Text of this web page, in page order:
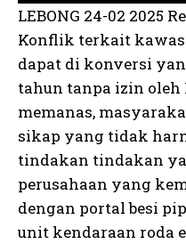
LEBONG 24-02 2025
Konflik terkait
dapat di konversi
tahun tanpa izin oleh
memanas,
sikap yang tidak
tindakan tindakan
perusahaan yang
dengan portal besi
unit kendaraan roda